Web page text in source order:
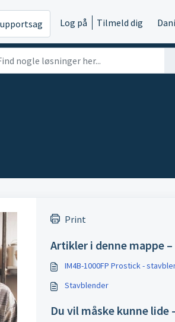
Log på Tilmeld dig
Print
Artikler i denne mappe –
IM4B-1000FP Prostick -
Stavblender
Du vil måske kunne lide